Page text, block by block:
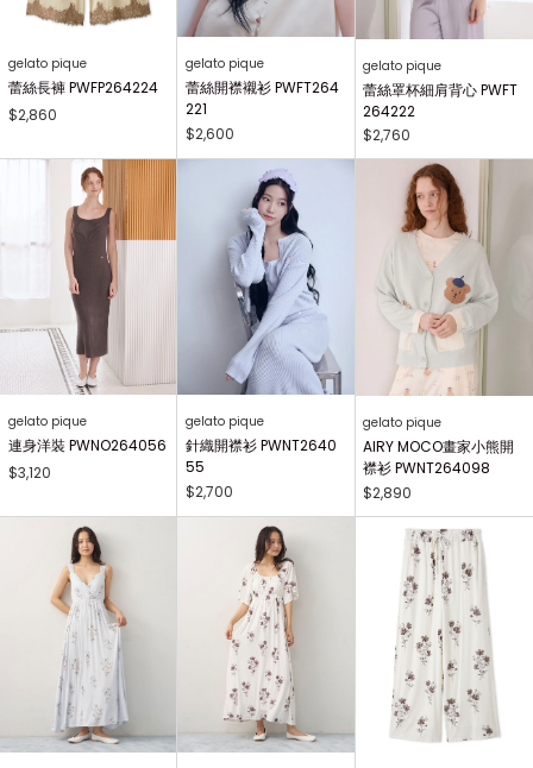
gelato pique
蕾絲長褲 PWFP264224
$2,860
gelato pique
蕾絲開襟襯衫 PWFT264
221
$2,600
gelato pique
蕾絲罩杯細肩背心 PWFT
264222
$2,760
gelato pique
連身洋裝 PWNO264056
$3,120
gelato pique
針織開襟衫 PWNT2640
55
$2,700
gelato pique
AIRY MOCO畫家小熊開
襟衫 PWNT264098
$2,890